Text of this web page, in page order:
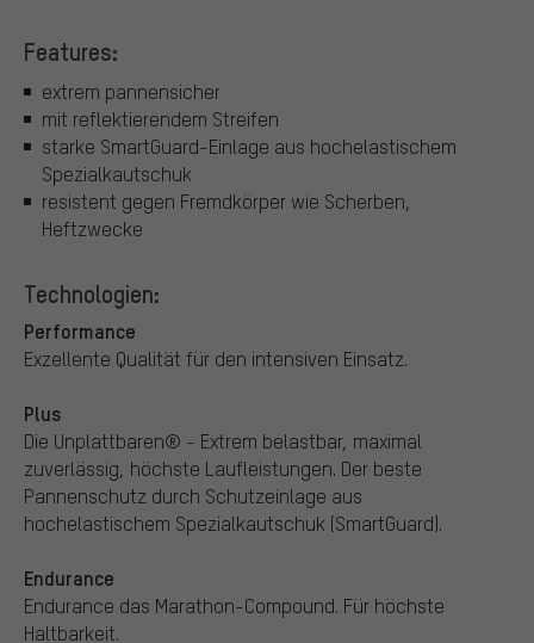
Features:
extrem pannensicher
mit reflektierendem Streifen
starke SmartGuard-Einlage aus hochelastischem
Spezialkautschuk
resistent gegen Fremdkörper wie Scherben,
Heftzwecke
Technologien:
Performance
Exzellente Qualität für den intensiven Einsatz.
Plus
Die Unplattbaren® - Extrem belastbar, maximal
zuverlässig, höchste Laufleistungen. Der beste
Pannenschutz durch Schutzeinlage aus
hochelastischem Spezialkautschuk (SmartGuard).
Endurance
Endurance das Marathon-Compound. Für höchste
Haltbarkeit.